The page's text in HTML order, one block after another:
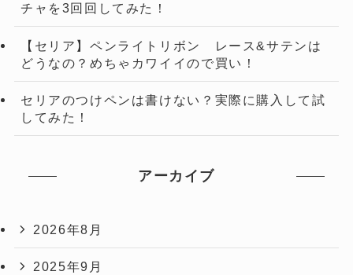
チャを3回回してみた！
【セリア】ペンライトリボン レース&サテンは
どうなの？めちゃカワイイので買い！
セリアのつけペンは書けない？実際に購入して試
してみた！
アーカイブ
2026年8月
2025年9月